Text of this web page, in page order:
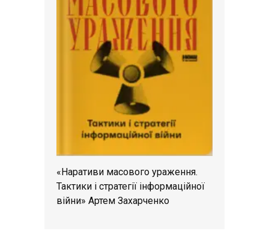
«Наративи масового ураження.
Тактики і стратегії інформаційної
війни» Артем Захарченко